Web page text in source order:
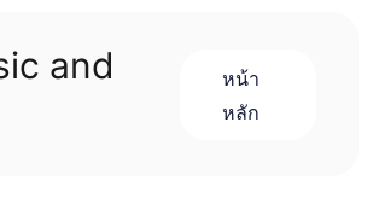
and
หน้า
หลัก